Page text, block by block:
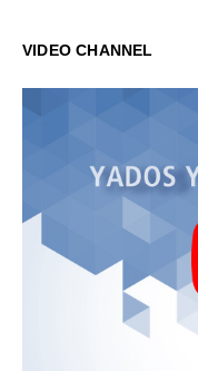
VIDEO CHANNEL